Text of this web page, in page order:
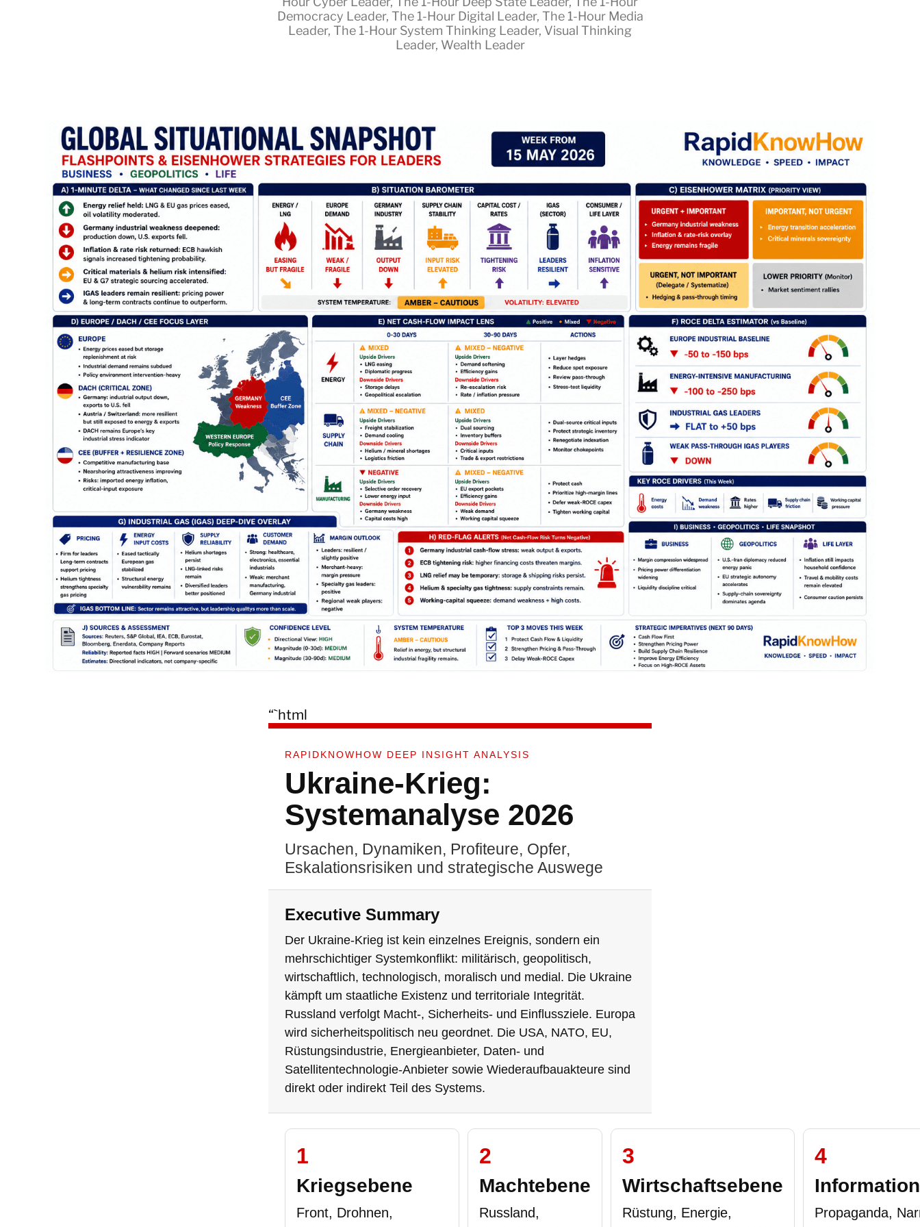
MASTER
™
Democracy Leader, The 1-Hour Digital Leader, The 1-Hour Media
Leader, The 1-Hour System Thinking Leader, Visual Thinking
Leader, Wealth Leader
“`html
RAPIDKNOWHOW DEEP INSIGHT ANALYSIS
Ukraine-Krieg:
Systemanalyse 2026
Ursachen, Dynamiken, Profiteure, Opfer,
Eskalationsrisiken und strategische Auswege
Executive Summary
Der Ukraine-Krieg ist kein einzelnes Ereignis, sondern ein
mehrschichtiger Systemkonflikt: militärisch, geopolitisch,
wirtschaftlich, technologisch, moralisch und medial. Die Ukraine
kämpft um staatliche Existenz und territoriale Integrität.
Russland verfolgt Macht-, Sicherheits- und Einflussziele. Europa
wird sicherheitspolitisch neu geordnet. Die USA, NATO, EU,
Rüstungsindustrie, Energieanbieter, Daten- und
Satellitentechnologie-Anbieter sowie Wiederaufbauakteure sind
direkt oder indirekt Teil des Systems.
1
Kriegsebene
Front, Drohnen,
2
Machtebene
Russland,
3
Wirtschaftsebene
Rüstung, Energie,
4
Propaganda,